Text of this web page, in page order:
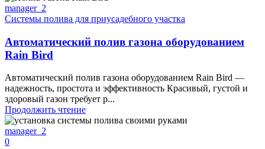
manager_2
Системы полива для приусадебного участка
Автоматический полив газона оборудованием
Rain Bird
Автоматический полив газона оборудованием Rain Bird —
надежность, простота и эффективность Красивый, густой и
здоровый газон требует р...
Продолжить чтение
manager_2
0